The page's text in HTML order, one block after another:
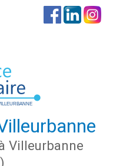
Villeurbanne